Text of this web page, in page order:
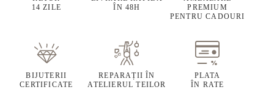
14 ZILE
ÎN 48H
PREMIUM
PENTRU CADOURI
BIJUTERII
CERTIFICATE
REPARAȚII ÎN
ATELIERUL TEILOR
PLATA
ÎN RATE